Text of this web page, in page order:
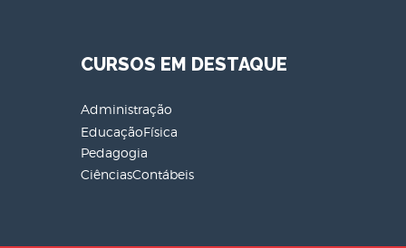
CURSOS EM DESTAQUE
Administração
EducaçãoFísica
Pedagogia
CiênciasContábeis